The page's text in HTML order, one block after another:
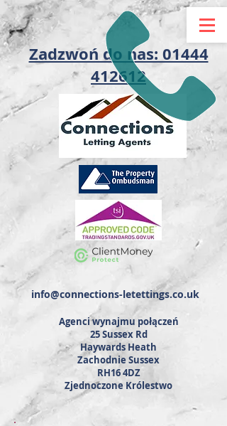
Agenci wynajmu połączeń
25 Sussex Rd
Haywards Heath
Zachodnie Sussex
RH16 4DZ
Zjednoczone Królestwo
Zadzwoń do nas: 01444
412612
info@connections-letettings.co.uk